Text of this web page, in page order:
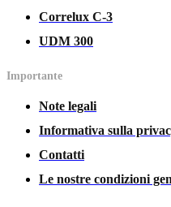
Correlux C-3
UDM 300
Importante
Note legali
Informativa sulla
Contatti
Le nostre condizioni